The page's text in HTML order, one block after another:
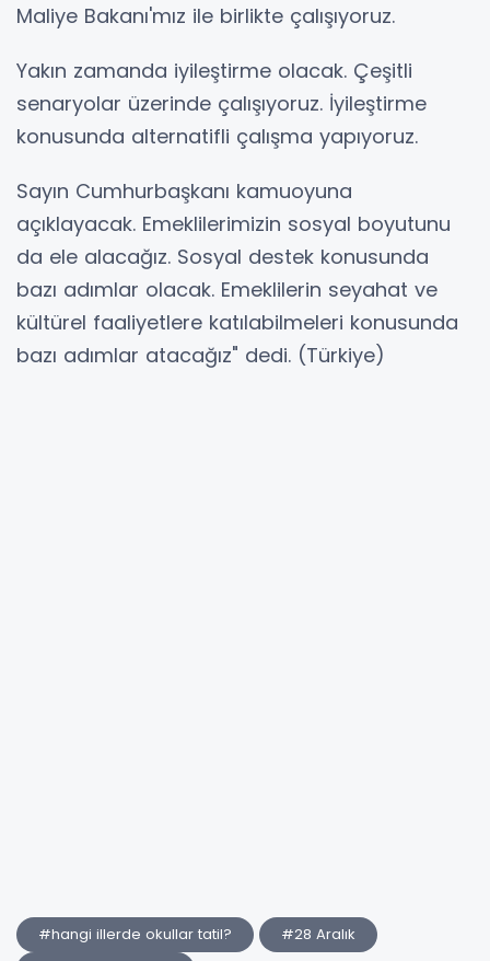
Maliye Bakanı'mız ile birlikte çalışıyoruz.
Yakın zamanda iyileştirme olacak. Çeşitli
senaryolar üzerinde çalışıyoruz. İyileştirme
konusunda alternatifli çalışma yapıyoruz.
Sayın Cumhurbaşkanı kamuoyuna
açıklayacak. Emeklilerimizin sosyal boyutunu
da ele alacağız. Sosyal destek konusunda
bazı adımlar olacak. Emeklilerin seyahat ve
kültürel faaliyetlere katılabilmeleri konusunda
bazı adımlar atacağız" dedi. (Türkiye)
#hangi illerde okullar tatil?
#28 Aralık